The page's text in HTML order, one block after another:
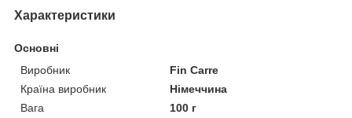
Характеристики
Основні
Виробник
Fin Carre
Країна виробник
Німеччина
Вага
100 г